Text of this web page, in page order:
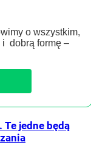
o wszystkim,
i dobrą formę –
jedne będą